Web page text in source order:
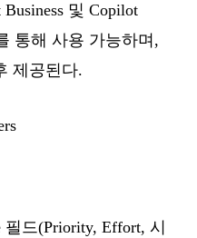
및 Copilot
통해 사용 가능하며,
제공된다.
드(Priority, Effort, 시